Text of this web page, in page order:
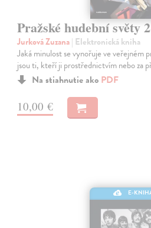
Pražské hudební světy
Jurková Zuzana| Elektronická kniha
Jaká minulost se vynořuje ve veřejném
jsou ti, kteří ji prostřednictvím nebo za
Na stiahnutie ako PDF
10,00 €
E-